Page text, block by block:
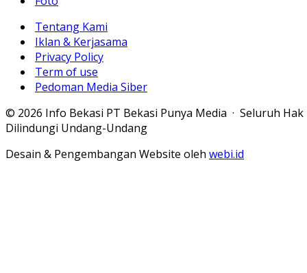
Tentang Kami
Iklan & Kerjasama
Privacy Policy
Term of use
Pedoman Media Siber
© 2026 Info Bekasi PT Bekasi Punya Media · Seluruh Hak
Dilindungi Undang-Undang
Desain & Pengembangan Website oleh webi.id